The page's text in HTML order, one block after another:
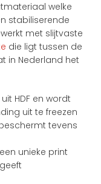
welke
stabiliserende
met slijtvaste
die ligt tussen de
in Nederland het
HDF en wordt
uit te freezen
tevens
unieke print